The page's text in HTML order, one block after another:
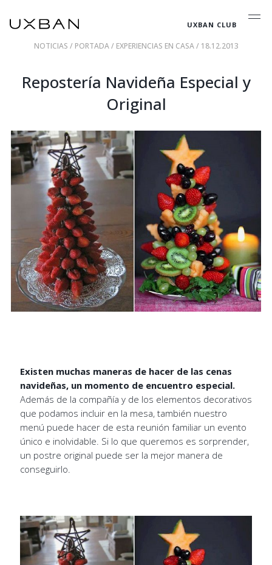
UXBAN CLUB
NOTICIAS / PORTADA/ EXPERIENCIAS EN CASA/ 18.12.2013
Repostería Navideña Especial y
Original
Existen muchas maneras de hacer de las cenas
navideñas, un momento de encuentro especial.
Además de la compañía y de los elementos decorativos
que podamos incluir en la mesa, también nuestro
menú puede hacer de esta reunión familiar un evento
único e inolvidable. Si lo que queremos es sorprender,
un postre original puede ser la mejor manera de
conseguirlo.